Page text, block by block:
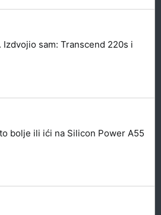
sam: Transcend 220s i
bolje ili ići na Silicon Power A55